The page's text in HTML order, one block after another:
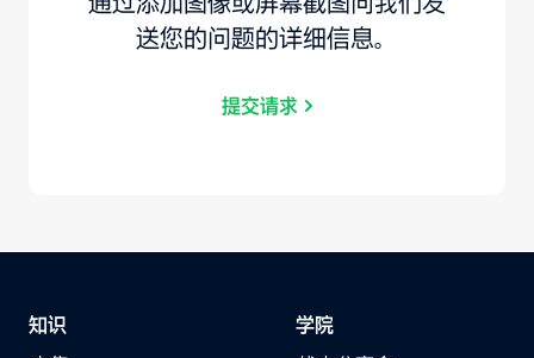
送您的问题的详细信息。
提交请求
知识
学院